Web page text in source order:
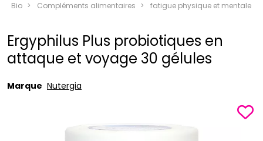
une marque
Bio Compléments alimentaires fatigue physique et mentale
Ergyphilus Plus probiotiques en
attaque et voyage 30 gélules
Marque Nutergia